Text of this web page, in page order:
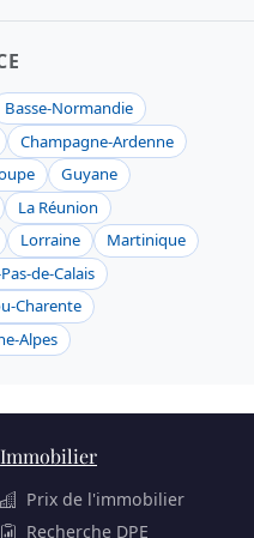
Basse-Normandie
Champagne-Ardenne
Guyane
La Réunion
Lorraine
Martinique
de-Calais
Charente
Alpes
Immobilier
Prix de l'immobilier
Recherche DPE